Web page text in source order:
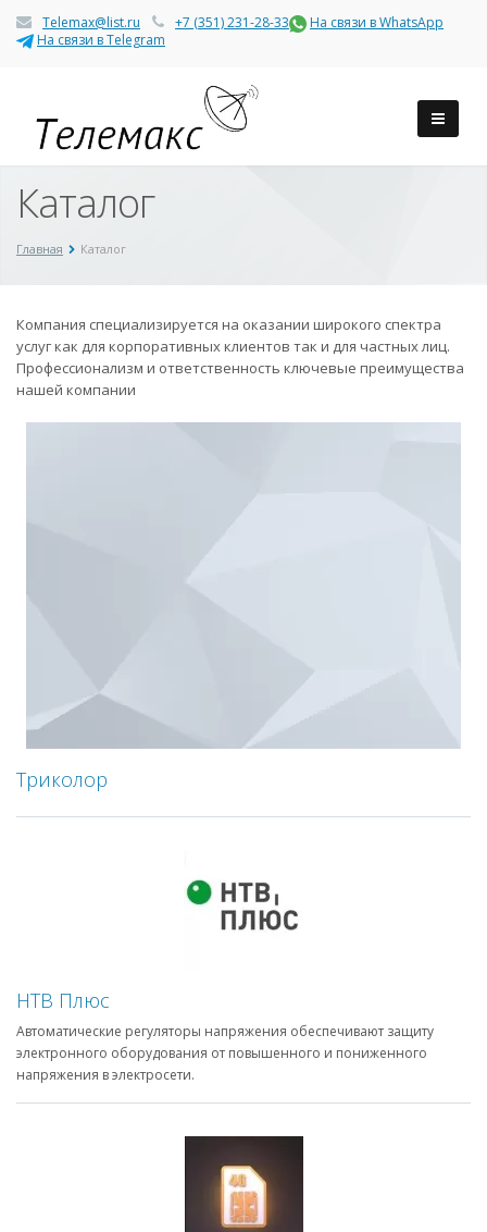
Telemax@list.ru +7 (351) 231-28-33
На связи в WhatsApp
На связи в Telegram
Каталог
Главная Каталог
Компания специализируется на оказании широкого спектра
услуг как для корпоративных клиентов так и для частных лиц.
Профессионализм и ответственность ключевые преимущества
нашей компании
Триколор
НТВ Плюс
Автоматические регуляторы напряжения обеспечивают защиту
электронного оборудования от повышенного и пониженного
напряжения в электросети.